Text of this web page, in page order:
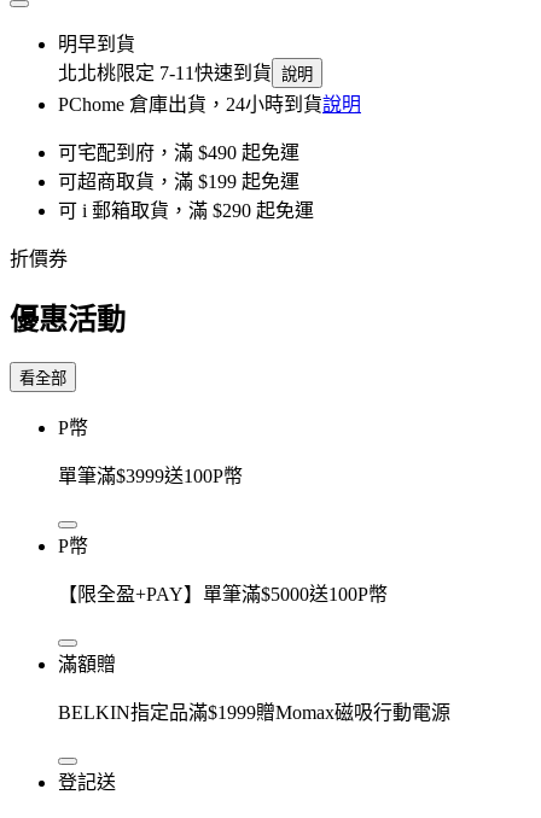
明早到貨
北北桃限定 7-11快速到貨 說明
PChome 倉庫出貨，24小時到貨說明
可宅配到府，滿 $490 起免運
可超商取貨，滿 $199 起免運
可 i 郵箱取貨，滿 $290 起免運
折價券
優惠活動
看全部
P幣
單筆滿$3999送100P幣
P幣
【限全盈+PAY】單筆滿$5000送100P幣
滿額贈
BELKIN指定品滿$1999贈Momax磁吸行動電源
登記送